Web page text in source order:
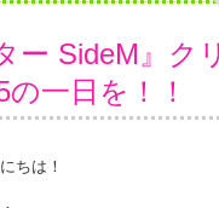
ー SideM』ク
一日を！！
ちは！